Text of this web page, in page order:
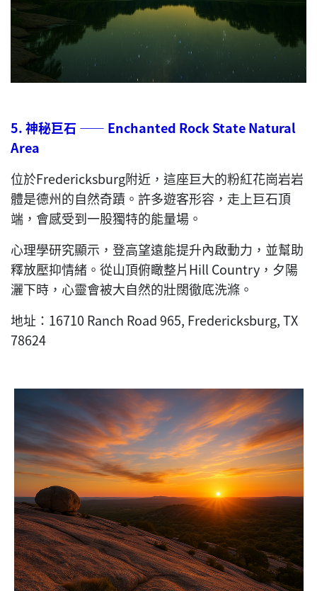
5.神秘巨石 —— Enchanted Rock State Natural
Area
位於Fredericksburg附近，這座巨大的粉紅花崗岩岩
體是德州的自然奇蹟。許多遊客形容，走上巨石頂
端，會感受到一股獨特的能量場。
心理學研究顯示，登高望遠能提升內啟動力，並幫助
釋放壓抑情緒。從山頂俯瞰整片Hill Country，夕陽
灑下時，心靈會被大自然的壯闊徹底洗滌。
地址：16710 Ranch Road 965, Fredericksburg, TX
78624